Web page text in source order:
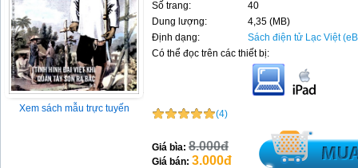
Xem sách mẫu trực tuyến
Số trang:
40
Dung lượng:
4,35 (MB)
Định dạng:
Sách điện tử Lạc Việt
Có thể đọc trên các thiết bị:
(4)
Giá bìa: 8.000đ
Giá bán: 3.000đ